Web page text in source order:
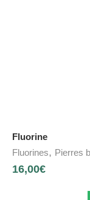
Fluorine
Fluorines, Pierres
16,00€